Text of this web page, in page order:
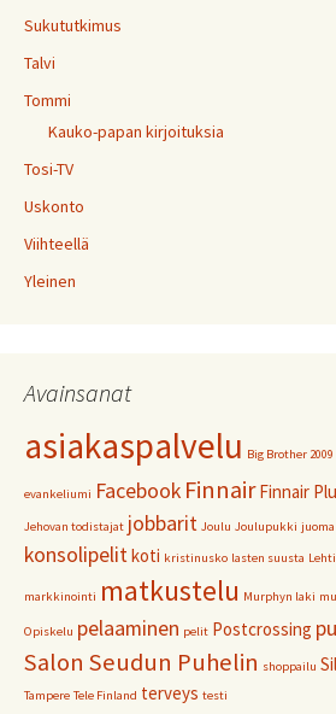
Sukututkimus
Talvi
Tommi
Kauko-papan kirjoituksia
Tosi-TV
Uskonto
Viihteellä
Yleinen
Avainsanat
asiakaspalvelu Big Brother 2009
evankeliumi Facebook Finnair Finnair
Jehovan todistajat jobbarit Joulu Joulupukki juoma
konsolipelitkoti kristinusko lasten suusta
markkinointi matkustelu Murphyn laki
Opiskelu pelaaminen pelit Postcrossing
Salon Seudun Puhelin shoppailu
Tampere Tele Finland terveys testi